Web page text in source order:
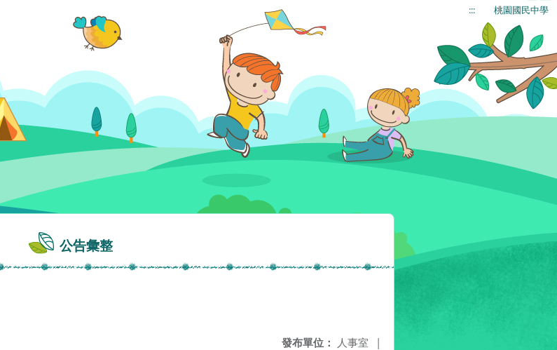
::: 桃園國民中學
公告彙整
發布單位： 人事室 |